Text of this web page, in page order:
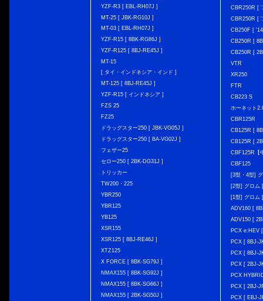
YZF-R3 [ EBL-RH07J ]
MT-25 [ JBK-RG10J ]
MT-03 [ EBL-RH07J ]
YZF-R15 [ 8BK-RG86J ]
YZF-R125 [ 8BJ-RE45J ]
MT-15
[ タイ・インドネシア・インド ]
MT-125 [ 8BJ-RE45J ]
YZF-R15 [ インドネシア ]
FZS 25
FZ25
ドラッグスター250 [ JBK-VG05J ]
ドラッグスター250 [ BA-VG02J ]
フェザー25
セロー250 [ 2BK-DG31J ]
トリッカー
TW200・225
YBR250
YBR125
YB125
XSR155
XSR125 [ 8BJ-RE46J ]
XTZ125
X FORCE [ 8BK-SG79J ]
NMAX155 [ 8BK-SG92J ]
NMAX155 [ 8BK-SG66J ]
NMAX155 [ 2BK-SG50J ]
CBR250R [
CBR250R [
CB250F [
CB250R [
CB250R [
VTR
XR250
FTR
CB223 S
ホーネット
CBR125R
CB125R [
CB125R [
CBF125R【
CBF125
[3型・4型]
[2型] グロム
[1型] グロム
ADV160 [
ADV150 [
PCX e:HEV
PCX [ 8BJ-
PCX [ 8BJ-
PCX [ 2BJ-
PCX
PCX [ 2BJ-
PCX [ EBJ-